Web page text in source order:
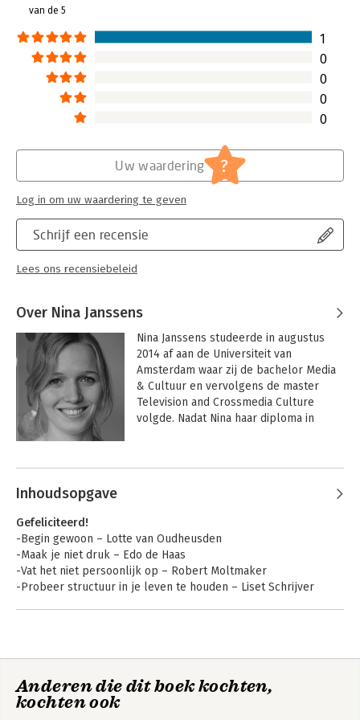
Hoofdrubriek:
van de 5
1
0
0
0
0
Schrijf een recensie
Lees ons recensiebeleid
Uw waardering ?
Log in om uw waardering te geven
Over Nina Janssens
Nina Janssens studeerde in augustus
2014 af aan de Universiteit van
Amsterdam waar zij de bachelor Media
& Cultuur en vervolgens de master
Television and Crossmedia Culture
volgde. Nadat Nina haar diploma in
een leuke baan. Dat bleek geen
gebruiken om lotgenoten met
inspirerende verhalen op te zoeken. De
verhalen bundelde ze in dit boek. Ook
geeft ze workshops en lezingen over
de arbeidsmarkt voor vers
afgestudeerden.
Inhoudsopgave
Gefeliciteerd!
-Begin gewoon – Lotte van Oudheusden
-Maak je niet druk – Edo de Haas
-Vat het niet persoonlijk op – Robert Moltmaker
-Probeer structuur in je leven te houden – Liset Schrijver
Strategie 1: Bij jezelf beginnen
Anderen die dit boek kochten,
kochten ook